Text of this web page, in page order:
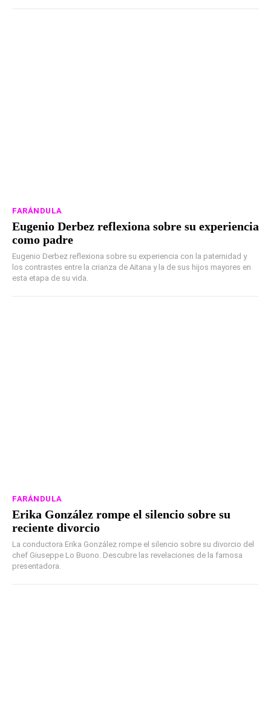
FARÁNDULA
Eugenio Derbez reflexiona sobre su experiencia
como padre
Eugenio Derbez reflexiona sobre su experiencia con la paternidad y
los contrastes entre la crianza de Aitana y la de sus hijos mayores en
esta etapa de su vida.
FARÁNDULA
Erika González rompe el silencio sobre su
reciente divorcio
La conductora Erika González rompe el silencio sobre su divorcio del
chef Giuseppe Lo Buono. Descubre las revelaciones de la famosa
presentadora.